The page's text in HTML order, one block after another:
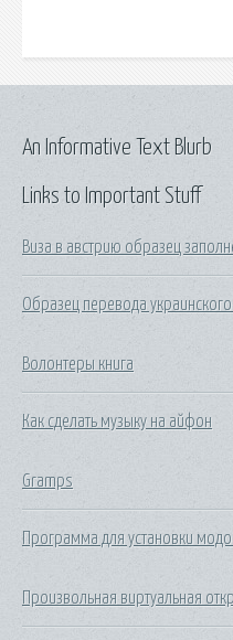
Links to Important Stuff
Виза в австрию образец
Образец перевода
Волонтеры книга
Как сделать музыку на айфон
Gramps
Программа для установки
Произвольная виртуальная
An Informative Text Blurb